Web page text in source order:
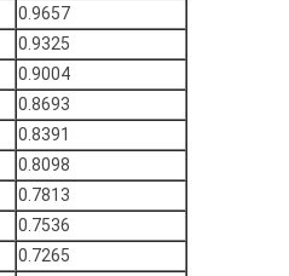
0.9657
0.9325
0.9004
0.8693
0.8391
0.8098
0.7813
0.7536
0.7265